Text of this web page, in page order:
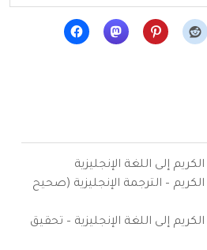
إلى اللغة الإنجليزية
– الترجمة الإنجليزية (صحيح
إلى اللغة الإنجليزية – تحقيق